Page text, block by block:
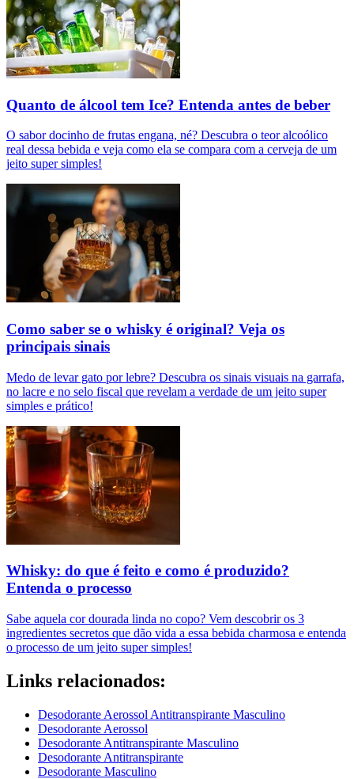
Quanto de álcool tem Ice? Entenda antes de beber
O sabor docinho de frutas engana, né? Descubra o teor alcoólico
real dessa bebida e veja como ela se compara com a cerveja de um
jeito super simples!
Como saber se o whisky é original? Veja os
principais sinais
Medo de levar gato por lebre? Descubra os sinais visuais na garrafa,
no lacre e no selo fiscal que revelam a verdade de um jeito super
simples e prático!
Whisky: do que é feito e como é produzido?
Entenda o processo
Sabe aquela cor dourada linda no copo? Vem descobrir os 3
ingredientes secretos que dão vida a essa bebida charmosa e entenda
o processo de um jeito super simples!
Links relacionados:
Desodorante Aerossol Antitranspirante Masculino
Desodorante Aerossol
Desodorante Antitranspirante Masculino
Desodorante Antitranspirante
Desodorante Masculino